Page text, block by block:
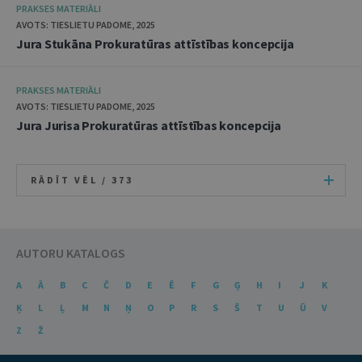
PRAKSES MATERIĀLI
AVOTS: TIESLIETU PADOME, 2025
Jura Stukāna Prokuratūras attīstības koncepcija
PRAKSES MATERIĀLI
AVOTS: TIESLIETU PADOME, 2025
Jura Jurisa Prokuratūras attīstības koncepcija
RĀDĪT VĒL / 373
AUTORU KATALOGS
A Ā B C Č D E Ē F G Ģ H I J
K
Ķ
L Ļ M N Ņ O P R S Š T U Ū
V
Z
Ž